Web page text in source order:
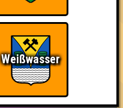
Weißwasser